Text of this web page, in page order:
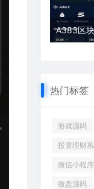
热门标签
游戏源码
投资理财
微信小程
微盘源码